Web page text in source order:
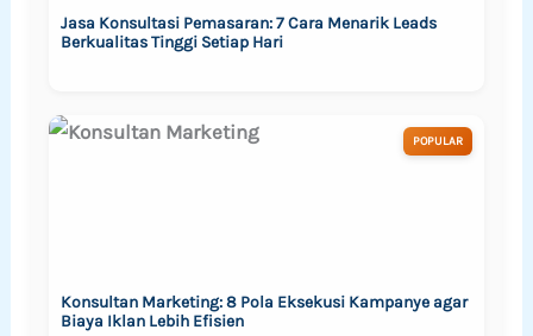
Jasa Konsultasi Pemasaran: 7 Cara Menarik Leads
Berkualitas Tinggi Setiap Hari
POPULAR
Konsultan Marketing: 8 Pola Eksekusi Kampanye agar
Biaya Iklan Lebih Efisien